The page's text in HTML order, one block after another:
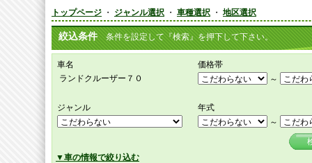
トップページ ・ ジャンル選択 ・ 車種選択 ・ 地区選択
絞込条件 条件を設定して『検索』を押下して下さい。
車名
価格帯
ランドクルーザー７０
～
ジャンル
年式
～
▼車の情報で絞り込む